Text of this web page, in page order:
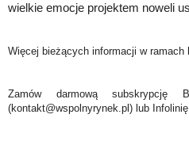
wielkie emocje projektem noweli
Więcej bieżących informacji w ramach
Zamów darmową
(kontakt@wspolnyrynek.pl) lub